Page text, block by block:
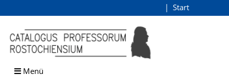
Browsen
direkt zum Inhalt
Start
Menü